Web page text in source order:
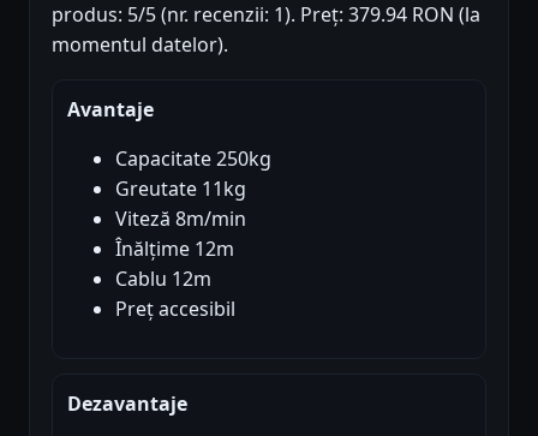
produs: 5/5 (nr. recenzii: 1). Preț: 379.94 RON (la
momentul datelor).
Avantaje
Capacitate 250kg
Greutate 11kg
Viteză 8m/min
Înălțime 12m
Cablu 12m
Preț accesibil
Dezavantaje